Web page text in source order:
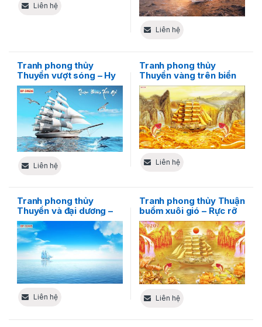
Liên hệ
Liên hệ
Tranh phong thủy
Thuyền vượt sóng – Hy
vọng và sức mạnh giữa
đại dương xanh
Liên hệ
Tranh phong thủy
Thuyền vàng trên biển
rộng
Liên hệ
Tranh phong thủy
Thuyền và đại dương –
Hòa mình vào sự bất tận
Liên hệ
Tranh phong thủy Thuận
buồm xuôi gió – Rực rỡ
ánh hoàng kim của sự
tài lộc
Liên hệ